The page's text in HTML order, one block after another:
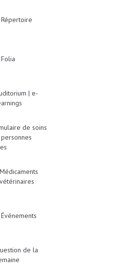
Répertoire
Folia
| e-
de soins
Médicaments
vétérinaires
Événements
de la